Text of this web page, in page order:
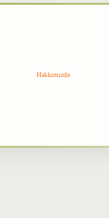
Hakkımızda